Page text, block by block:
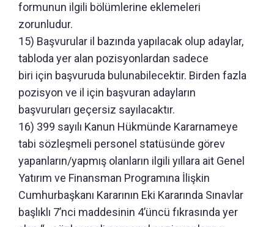
formunun ilgili bölümlerine eklemeleri
zorunludur.
15) Başvurular il bazında yapılacak olup adaylar,
tabloda yer alan pozisyonlardan sadece
biri için başvuruda bulunabilecektir. Birden fazla
pozisyon ve il için başvuran adayların
başvuruları geçersiz sayılacaktır.
16) 399 sayılı Kanun Hükmünde Kararnameye
tabi sözleşmeli personel statüsünde görev
yapanların/yapmış olanların ilgili yıllara ait Genel
Yatırım ve Finansman Programına İlişkin
Cumhurbaşkanı Kararının Eki Kararında Sınavlar
başlıklı 7’nci maddesinin 4’üncü fıkrasında yer